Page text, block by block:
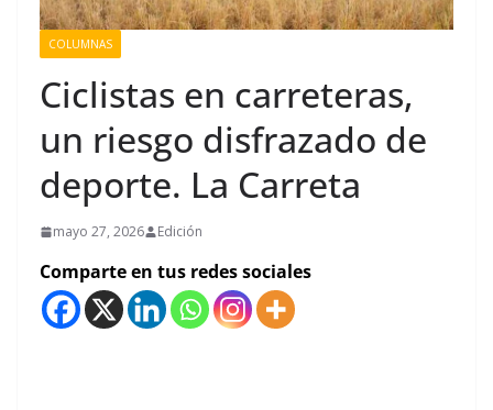
COLUMNAS
Ciclistas en carreteras,
un riesgo disfrazado de
deporte. La Carreta
mayo 27, 2026 Edición
Comparte en tus redes sociales